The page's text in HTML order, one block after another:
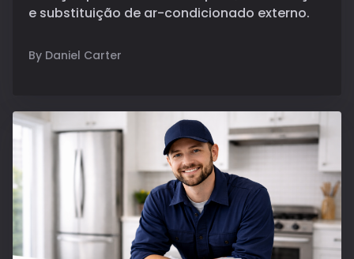
e substituição de ar-condicionado externo.
By Daniel Carter